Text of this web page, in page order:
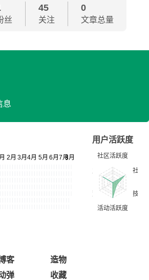
丝
45
关注
0
文章总量
息
用户活跃度
客
造物
弹
收藏